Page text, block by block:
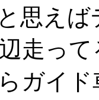
思え
走っ
ガイ